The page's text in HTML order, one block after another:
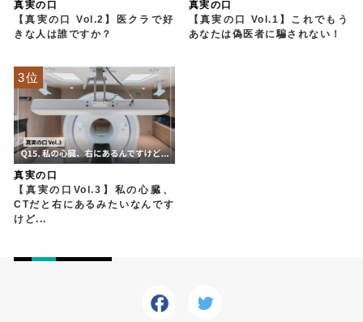
真実の口
【真実の口 Vol.2】医クラで好
きな人は誰ですか？
真実の口
【真実の口 Vol.1】これでもう
あなたは偽医者に騙されない！
真実の口
【真実の口Vol.3】私の心臓、
CTだと右にあるみたいなんです
けど...
3位